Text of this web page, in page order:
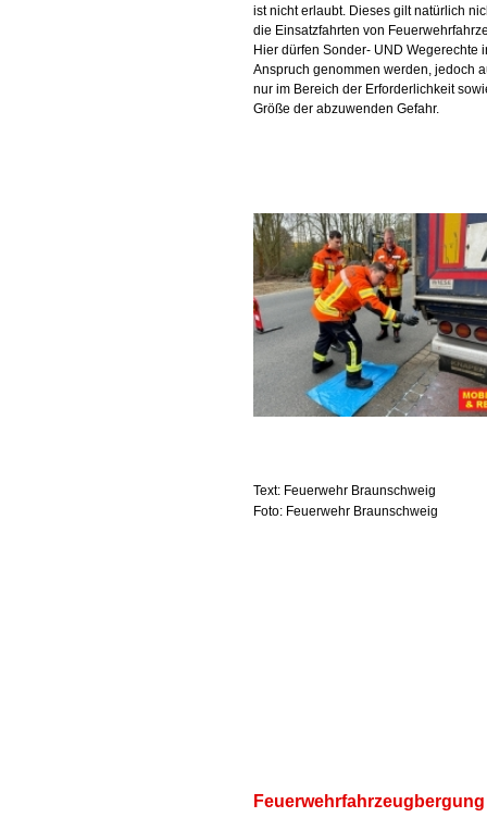
ist nicht erlaubt. Dieses gilt natürlich
die Einsatzfahrten von
Hier dürfen Sonder- UND Wegerechte
Anspruch genommen werden, jedoch
nur im Bereich der Erforderlichkeit
Größe der abzuwenden Gefahr.
Text: Feuerwehr Braunschweig
Foto: Feuerwehr Braunschweig
Feuerwehrfahrzeugbergung